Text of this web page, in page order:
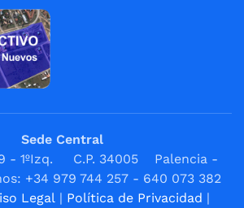
Sede Central
- 1ºIzq. C.P. 34005 Palencia -
+34 979 744 257 - 640 073 382
Legal | Política de Privacidad |